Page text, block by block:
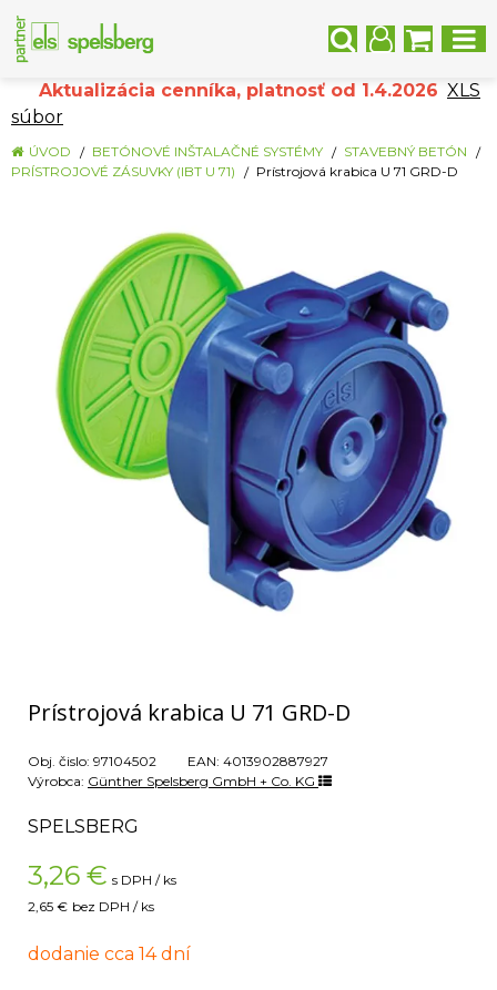
Aktualizácia cenníka, platnosť od 1.4.2026 XLS
súbor
ÚVOD BETÓNOVÉ INŠTALAČNÉ SYSTÉMY
STAVEBNÝ BETÓN
PRÍSTROJOVÉ ZÁSUVKY (IBT U 71)
Prístrojová krabica U 71 GRD-D
Prístrojová krabica U 71 GRD-D
Obj. čislo: 97104502 EAN: 4013902887927
Výrobca: Günther Spelsberg GmbH + Co. KG
SPELSBERG
3,26 € s DPH / ks
2,65 € bez DPH / ks
dodanie cca 14 dní